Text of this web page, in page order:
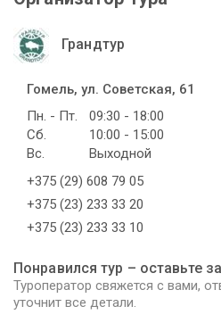
Грандтур
Гомель, ул. Советская, 61
Пн. - Пт.
09:30 - 18:00
Сб.
10:00 - 15:00
Вс.
Выходной
+375 (29) 608 79 05
+375 (23) 233 33 20
+375 (23) 233 33 10
Понравился тур – оставьте
Туроператор свяжется с вами,
уточнит все детали.